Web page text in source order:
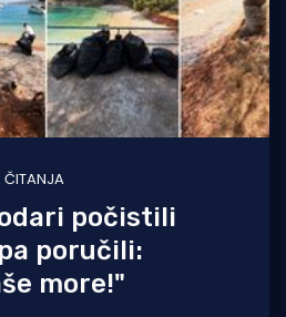
ČITANJA
počistili
poručili:
more!"